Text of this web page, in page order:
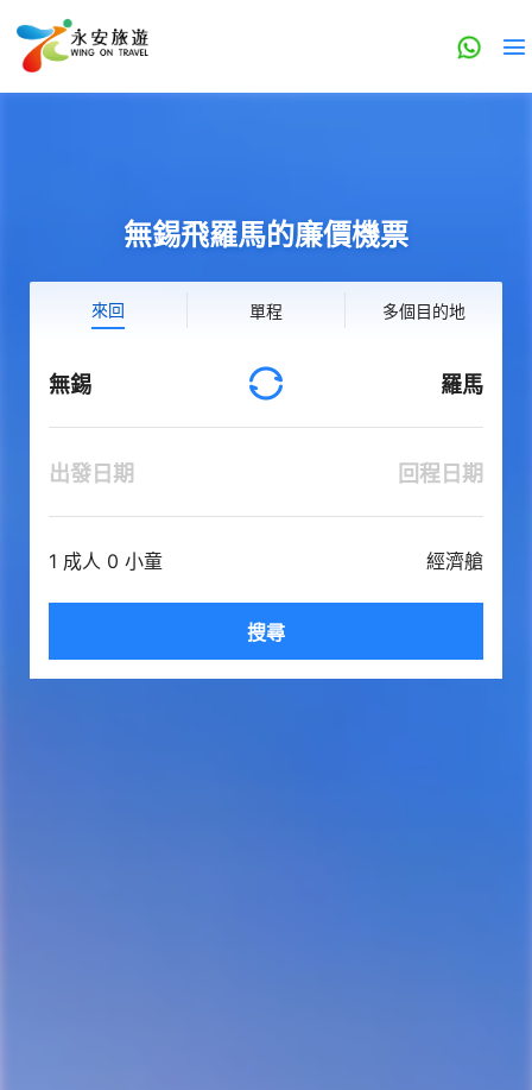
無錫飛羅馬的廉價機票
來回 單程 多個目的地
無錫 羅馬
出發日期 回程日期
1 成人 0 小童 經濟艙
搜尋